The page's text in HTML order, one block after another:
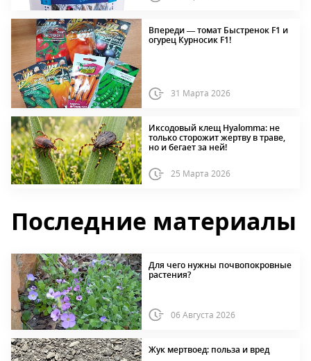
Впереди — томат Быстренок F1 и
огурец Курносик F1!
31 Марта 2026
Иксодовый клещ Hyalomma: не
только сторожит жертву в траве,
но и бегает за ней!
25 Марта 2026
Последние материалы
Для чего нужны почвопокровные
растения?
06 Августа 2026
Жук мертвоед: польза и вред